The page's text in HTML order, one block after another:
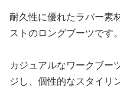
耐久性に優れたラバー素
ストのロングブーツです。
カジュアルなワークブー
ジし、個性的なスタイリ